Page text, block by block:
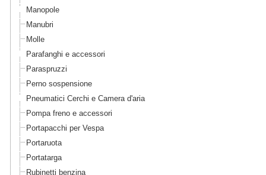
Manopole
Manubri
Molle
Parafanghi e accessori
Paraspruzzi
Perno sospensione
Pneumatici Cerchi e Camera d'aria
Pompa freno e accessori
Portapacchi per Vespa
Portaruota
Portatarga
Rubinetti benzina